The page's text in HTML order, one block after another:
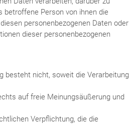
betroffene Person von ihnen die
personenbezogenen Daten oder
dieser personenbezogenen
besteht nicht, soweit die Verarbeitung
auf freie Meinungsäußerung und
Verpflichtung, die die